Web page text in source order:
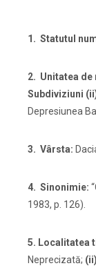
1. Statutul
2. Unitatea
Subdiviziuni
Depresiunea
3. Vârsta:
4. Sinonimie:
1983, p. 126).
5. Localitatea
Neprecizată; (ii)